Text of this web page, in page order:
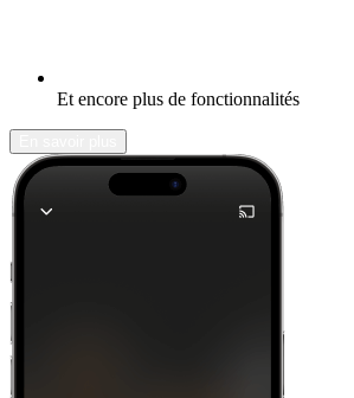
Et encore plus de fonctionnalités